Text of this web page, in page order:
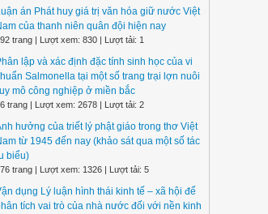
án Phát huy giá trị văn hóa giữ nước Việt
của thanh niên quân đội hiện nay
trang | Lượt xem: 830 | Lượt tải: 1
lập và xác định đặc tính sinh học của vi
Salmonella tại một số trang trại lợn nuôi
mô công nghiệp ở miền bắc
trang | Lượt xem: 2678 | Lượt tải: 2
hưởng của triết lý phật giáo trong thơ Việt
từ 1945 đến nay (khảo sát qua một số tác
biểu)
trang | Lượt xem: 1326 | Lượt tải: 5
dụng Lý luận hình thái kinh tế – xã hội để
tích vai trò của nhà nước đối với nền kinh